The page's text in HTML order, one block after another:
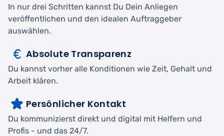
In nur drei Schritten kannst Du Dein Anliegen
veröffentlichen und den idealen Auftraggeber
auswählen.
Absolute Transparenz
Du kannst vorher alle Konditionen wie Zeit, Gehalt und
Arbeit klären.
Persönlicher Kontakt
Du kommunizierst direkt und digital mit Helfern und
Profis - und das 24/7.